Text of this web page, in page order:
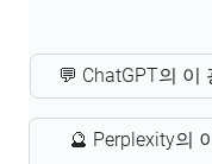
💬 ChatGPT의 이
🔮 Perplexity의